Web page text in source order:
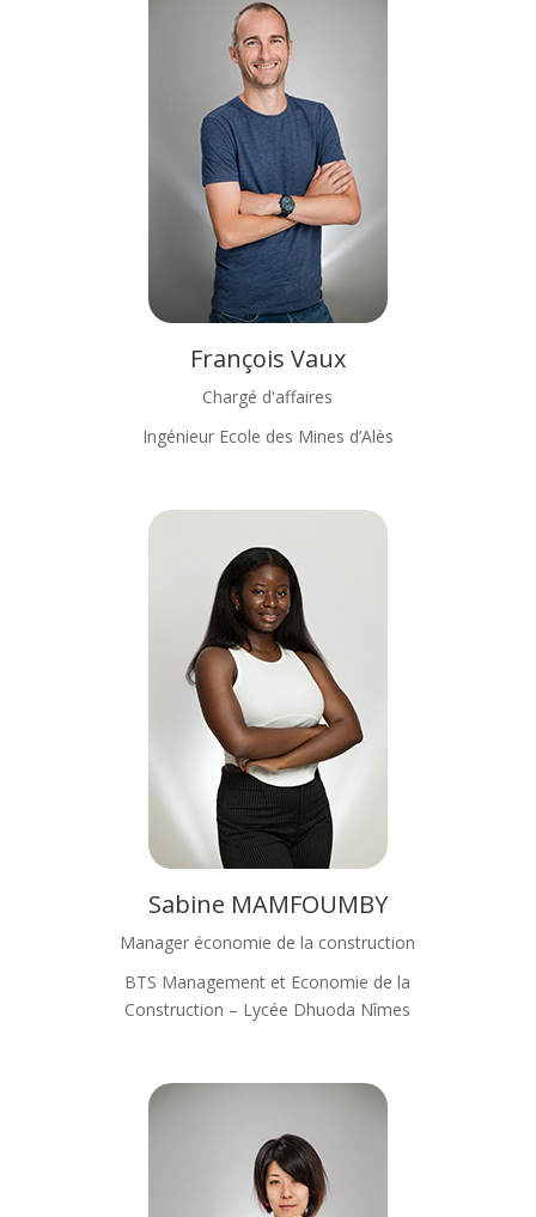
François Vaux
Chargé d'affaires
Ingénieur Ecole des Mines d’Alès
Sabine MAMFOUMBY
Manager économie de la construction
BTS Management et Economie de la
Construction – Lycée Dhuoda Nîmes